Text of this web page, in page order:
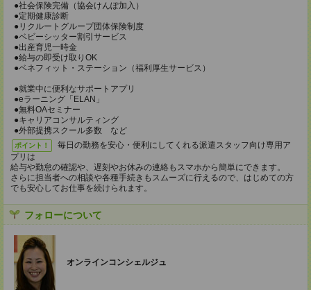
●社会保険完備（協会けんぽ加入）
●定期健康診断
●リクルートグループ団体保険制度
●ベビーシッター割引サービス
●出産育児一時金
●給与の即受け取りOK
●ベネフィット・ステーション（福利厚生サービス）
●就業中に便利なサポートアプリ
●eラーニング「ELAN」
●無料OAセミナー
●キャリアコンサルティング
●外部提携スクール多数 など
ポイント！
毎日の勤務を安心・便利にしてくれる派遣スタッフ向け専用ア
プリは
給与や勤怠の確認や、遅刻やお休みの連絡もスマホから簡単にできます。
さらに担当者への相談や各種手続きもスムーズに行えるので、はじめての方
でも安心してお仕事を続けられます。
フォローについて
オンラインコンシェルジュ